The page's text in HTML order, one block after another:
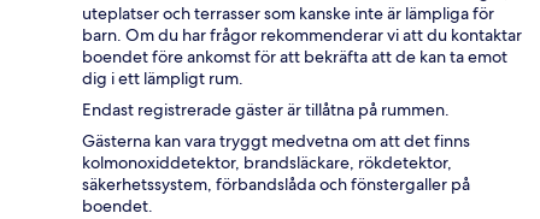
uteplatser och terrasser som kanske inte är lämpliga för
barn. Om du har frågor rekommenderar vi att du kontaktar
boendet före ankomst för att bekräfta att de kan ta emot
dig i ett lämpligt rum.
Endast registrerade gäster är tillåtna på rummen.
Gästerna kan vara tryggt medvetna om att det finns
kolmonoxiddetektor, brandsläckare, rökdetektor,
säkerhetssystem, förbandslåda och fönstergaller på
boendet.